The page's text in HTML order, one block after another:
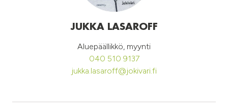
JUKKA LASAROFF
Aluepäällikkö, myynti
040 510 9137
jukka.lasaroff@jokivari.fi